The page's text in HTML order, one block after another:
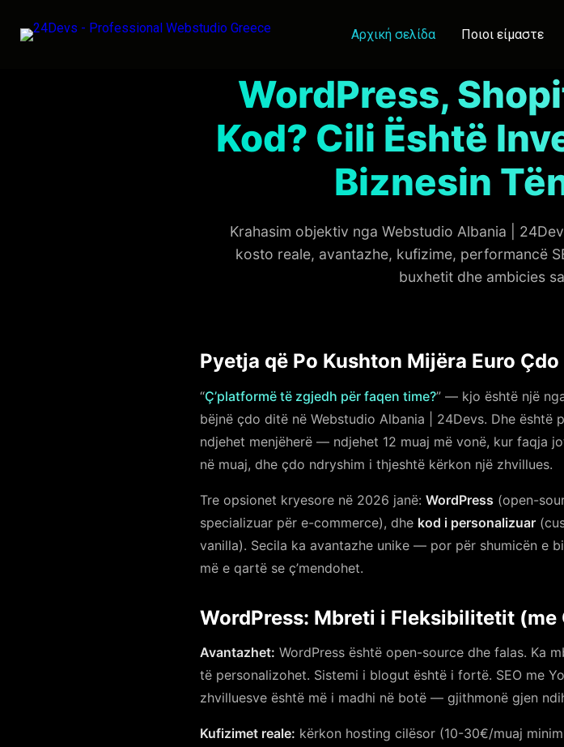
Αρχική σελίδα Ποιοι είμαστε
WordPress,
Kod? Cili Është
Biznesin
Krahasim objektiv nga Webstudio Albania |
kosto reale, avantazhe, kufizime, performancë
buxhetit dhe ambicies
Pyetja që Po Kushton Mijëra Euro
“Ç’platformë të zgjedh për faqen time?” — kjo është një
bëjnë çdo ditë në Webstudio Albania | 24Devs. Dhe është
ndjehet menjëherë — ndjehet 12 muaj më vonë, kur faqja
në muaj, dhe çdo ndryshim i thjeshtë kërkon një zhvillues.
Tre opsionet kryesore në 2026 janë: WordPress (open-
specializuar për e-commerce), dhe kod i personalizuar
vanilla). Secila ka avantazhe unike — por për shumicën e
më e qartë se ç’mendohet.
WordPress: Mbreti i Fleksibilitetit (me
Avantazhet: WordPress është open-source dhe falas. Ka
të personalizohet. Sistemi i blogut është i fortë. SEO me
zhvilluesve është më i madhi në botë — gjithmonë gjen
Kufizimet reale: kërkon hosting cilësor (10-30€/muaj